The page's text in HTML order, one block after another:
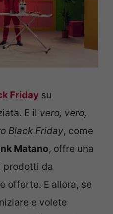
Friday su
E il vero, vero,
Black Friday, come
Matano, offre una
prodotti da
offerte. E allora, se
e volete